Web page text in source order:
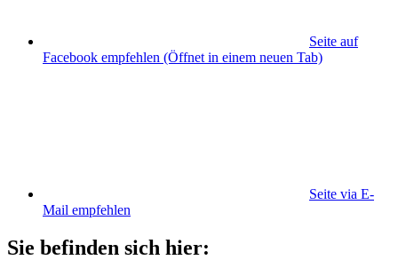
Seite auf
Facebook empfehlen (Öffnet in einem neuen Tab)
Seite via E-
Mail empfehlen
Sie befinden sich hier: